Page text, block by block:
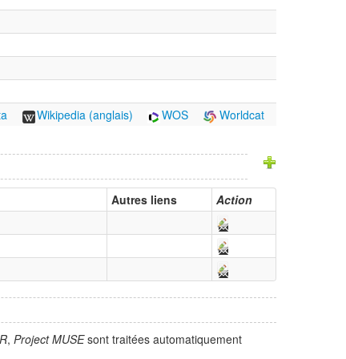
Wikipedia (anglais) WOS Worldcat
Autres liens
Action
, Project MUSEsont traitées automatiquement